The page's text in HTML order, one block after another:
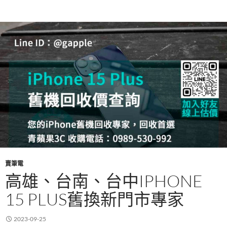
k
p
賣筆電
高雄、台南、台中IPHONE
15 PLUS舊換新門市專家
2023-09-25